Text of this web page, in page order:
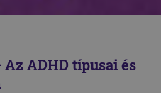
ADHD típusai és